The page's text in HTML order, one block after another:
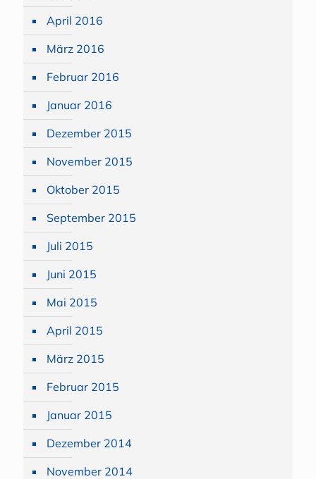
April 2016
März 2016
Februar 2016
Januar 2016
Dezember 2015
November 2015
Oktober 2015
September 2015
Juli 2015
Juni 2015
Mai 2015
April 2015
März 2015
Februar 2015
Januar 2015
Dezember 2014
November 2014